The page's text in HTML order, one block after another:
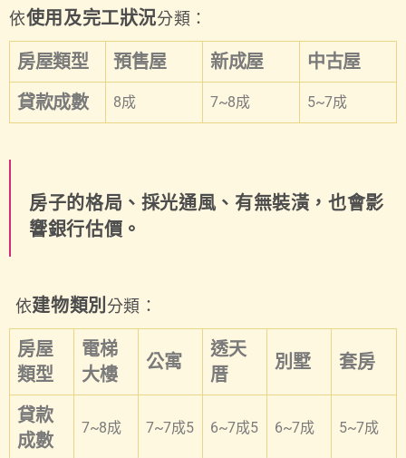
依使用及完工狀況分類：
房屋類型 預售屋 新成屋
中古屋
貸款成數
8成 7~8成 5~7成
房子的格局、採光通風、有無裝潢，也會影
響銀行估價。
依建物類別 分類：
房屋
類型
電梯
大樓
公寓
透天
厝
別墅 套房
貸款
成數
7~8成 7~7成5 6~7成5 6~7成 5~7成